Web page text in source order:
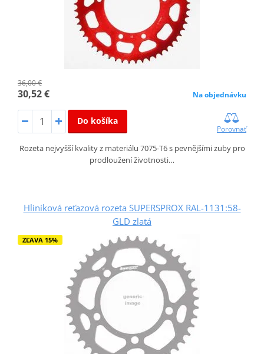
36,00 €
30,52 € Na objednávku
Do košíka
Porovnať
Rozeta nejvyšší kvality z materiálu 7075-T6 s pevnějšími zuby pro
prodloužení životnosti…
Hliníková reťazová rozeta SUPERSPROX RAL-1131:58-
GLD zlatá
ZĽAVA 15%